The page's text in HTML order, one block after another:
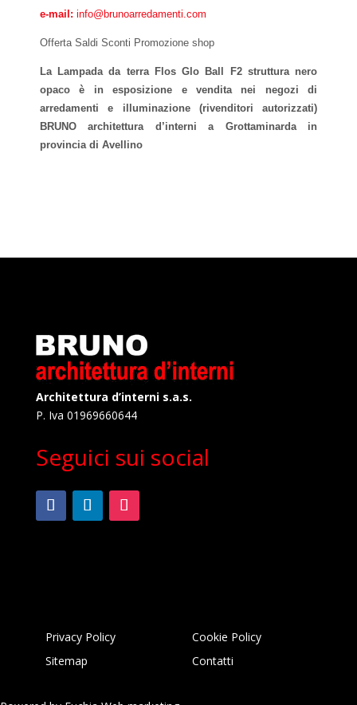
e-mail: info@brunoarredamenti.com
Offerta Saldi Sconti Promozione shop
La Lampada da terra Flos Glo Ball F2 struttura nero
opaco è in esposizione e vendita nei negozi di
arredamenti e illuminazione (rivenditori autorizzati)
BRUNO architettura d’interni a Grottaminarda in
provincia di Avellino
Architettura d’interni s.a.s.
P. Iva 01969660644
Seguici sui social
Privacy Policy
Cookie Policy
Sitemap
Contatti